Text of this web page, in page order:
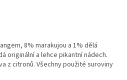
8% marakujou a 1% dělá
originální a lehce pikantní nádech.
z citronů. Všechny použité suroviny